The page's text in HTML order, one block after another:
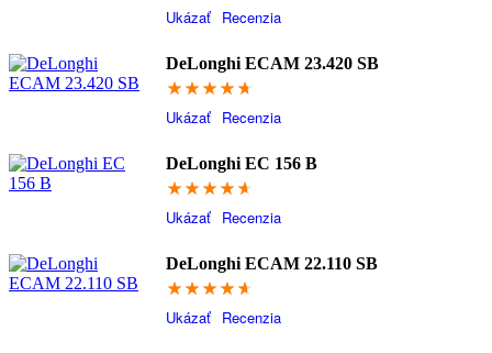
Ukázať Recenzia
DeLonghi ECAM 23.420 SB
93.8
Ukázať Recenzia
DeLonghi EC 156 B
93.2
Ukázať Recenzia
DeLonghi ECAM 22.110 SB
92.6
Ukázať Recenzia